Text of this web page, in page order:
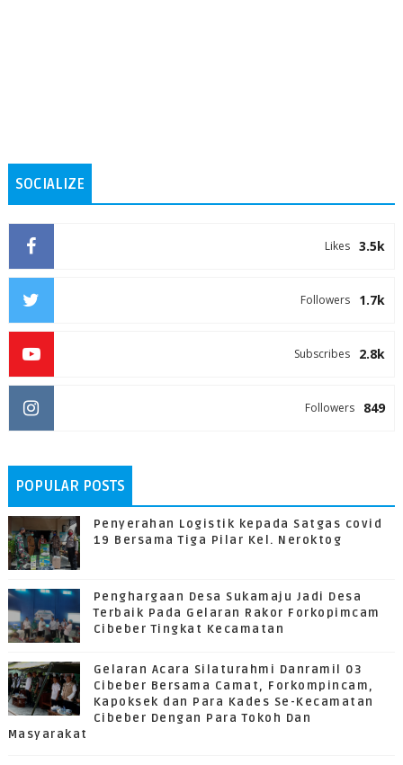
SOCIALIZE
3.5k
Likes
1.7k
Followers
2.8k
Subscribes
849
Followers
POPULAR POSTS
Penyerahan Logistik kepada Satgas covid
19 Bersama Tiga Pilar Kel. Neroktog
Penghargaan Desa Sukamaju Jadi Desa
Terbaik Pada Gelaran Rakor Forkopimcam
Cibeber Tingkat Kecamatan
Gelaran Acara Silaturahmi Danramil 03
Cibeber Bersama Camat, Forkompincam,
Kapoksek dan Para Kades Se-Kecamatan
Cibeber Dengan Para Tokoh Dan
Masyarakat